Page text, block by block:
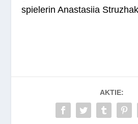
spie­le­rin Ana­sta­siia
AKTIE: